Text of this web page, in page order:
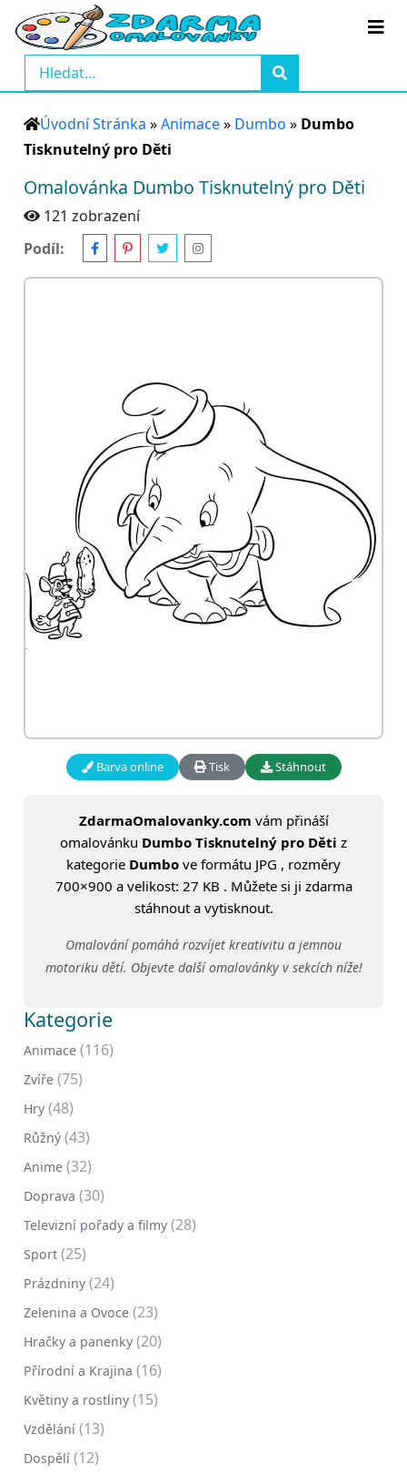
Úvodní Stránka »Animace» Dumbo » Dumbo
Tisknutelný pro Děti
Omalovánka Dumbo Tisknutelný pro Děti
121 zobrazení
Podíl:
Barva online Tisk Stáhnout
ZdarmaOmalovanky.com vám přináší
omalovánku Dumbo Tisknutelný pro Děti z
kategorie Dumbo ve formátu JPG , rozměry
700×900 a velikost: 27 KB . Můžete si ji zdarma
stáhnout a vytisknout.
Omalování pomáhá rozvíjet kreativitu a jemnou
motoriku dětí. Objevte další omalovánky v sekcích níže!
Kategorie
Animace (116)
Zvíře (75)
Hry (48)
Růžný (43)
Anime (32)
Doprava (30)
Televizní pořady a filmy (28)
Sport (25)
Prázdniny (24)
Zelenina a Ovoce (23)
Hračky a panenky (20)
Přírodní a Krajina (16)
Květiny a rostliny (15)
Vzdělání (13)
Dospělí (12)